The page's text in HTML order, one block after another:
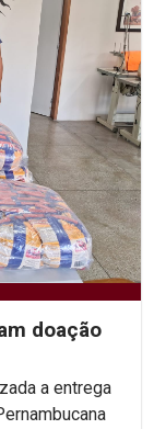
doação
a entrega